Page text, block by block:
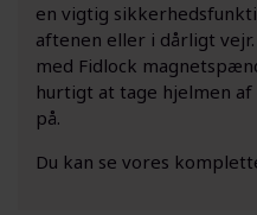
en vigtig
aftenen eller i dårligt
med Fidlock
hurtigt at tage hjelmen
på.
Du kan se vores